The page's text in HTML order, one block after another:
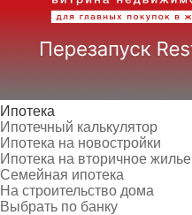
Ипотека
Ипотечный калькулятор
Ипотека на новостройки
Ипотека на вторичное жилье
Семейная ипотека
На строительство дома
Выбрать по банку